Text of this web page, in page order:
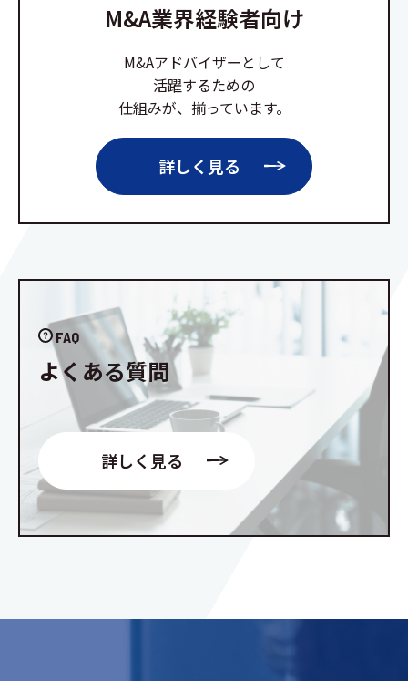
M&A業界経験者向け
M&Aアドバイザーとして
活躍するための
仕組みが、揃っています。
詳しく見る
FAQ
よくある質問
詳しく見る